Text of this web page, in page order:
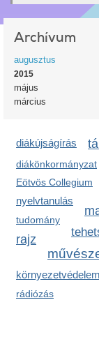
Archívum
augusztus
2015
május
március
diákújságírás
diákönkormányzat
Eötvös Collegium
nyelvtanulás
tudomány
rajz
környezetvédelem
rádiózás